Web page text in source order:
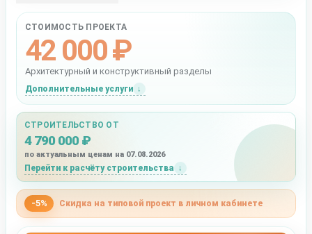
СТОИМОСТЬ ПРОЕКТА
42 000 ₽
Архитектурный и конструктивный разделы
Дополнительные услуги
СТРОИТЕЛЬСТВО ОТ
4 790 000 ₽
по актуальным ценам на 07.08.2026
Перейти к расчёту строительства
-5% Скидка на типовой проект в личном кабинете